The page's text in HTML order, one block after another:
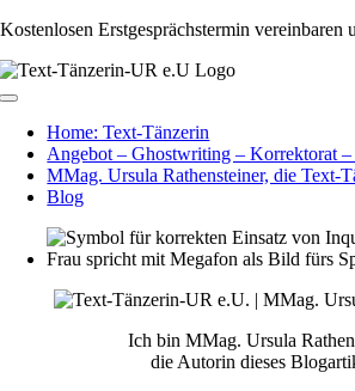
Zum
springen
Kostenlosen Erstgesprächstermin vereinbaren
Toggle
NavigationHome: Text-Tänzerin
Angebot – Ghostwriting – Korrektorat
MMag. Ursula Rathensteiner, die Text-
Blog
Ich bin MMag. Ursula
die Autorin dieses